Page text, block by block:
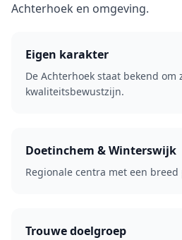
Achterhoek en omgeving.
Eigen karakter
De Achterhoek staat bekend
kwaliteitsbewustzijn.
Doetinchem & Winterswijk
Regionale centra met een breed
Trouwe doelgroep